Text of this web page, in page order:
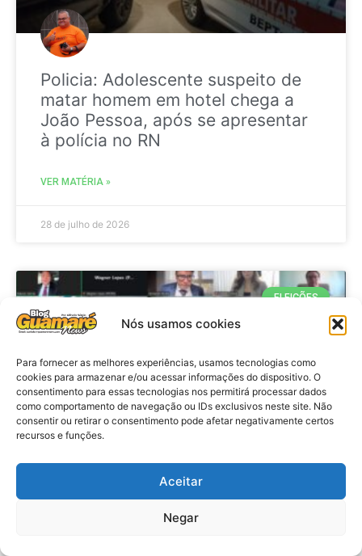
Nós usamos cookies
Para fornecer as melhores experiências, usamos tecnologias como
cookies para armazenar e/ou acessar informações do dispositivo. O
consentimento para essas tecnologias nos permitirá processar dados
como comportamento de navegação ou IDs exclusivos neste site. Não
consentir ou retirar o consentimento pode afetar negativamente certos
recursos e funções.
Aceitar
Negar
Policia: Adolescente suspeito de
matar homem em hotel chega a
João Pessoa, após se apresentar
à polícia no RN
VER MATÉRIA »
28 de julho de 2026
ELEIÇÕES
Eleições 2026: procuradores e
promotores eleitorais realizam
reunião de alinhamento no RN